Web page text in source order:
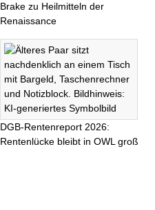
Brake zu Heilmitteln der
Renaissance
DGB-Rentenreport 2026:
Rentenlücke bleibt in OWL groß